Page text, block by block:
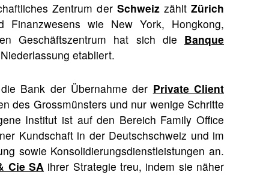
Zentrum der SchweizzähltZürich
wie New York, Hongkong,
Geschäftszentrum hat sich die Banque
etabliert.
Bank der Übernahme der Private Client
des Grossmünsters und nur wenige Schritte
Institut ist auf den Bereich Family Office
Kundschaft in der Deutschschweiz und im
sowie Konsolidierungsdienstleistungen an.
Cie SA ihrer Strategie treu, indem sie näher